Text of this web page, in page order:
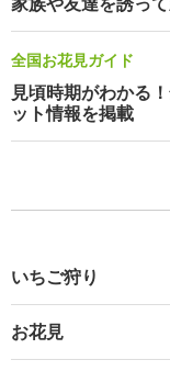
全国お花見ガイド
見頃時期がわかる
ット情報を掲載
いちご狩り
お花見